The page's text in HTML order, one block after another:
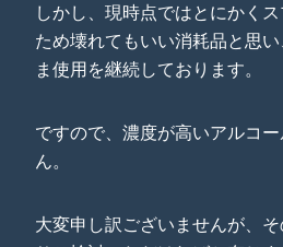
しかし、現時点ではとにかく
ため壊れてもいい消耗品と思
ま使用を継続しております。
ですので、濃度が高いアルコ
ん。
大変申し訳ございませんが、